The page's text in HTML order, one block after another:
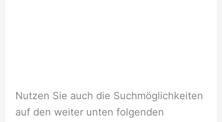
Nutzen Sie auch die Suchmöglichkeiten
auf den weiter unten folgenden